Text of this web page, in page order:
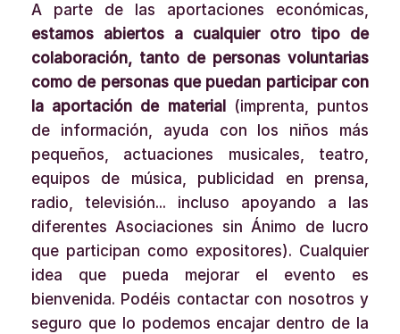
A parte de las aportaciones económicas,
estamos abiertos a cualquier otro tipo de
colaboración, tanto de personas voluntarias
como de personas que puedan participar con
la aportación de material
(imprenta, puntos
de información, ayuda con los niños más
pequeños, actuaciones musicales, teatro,
equipos de música, publicidad en prensa,
radio, televisión... incluso apoyando a las
diferentes Asociaciones sin Ánimo de lucro
que participan como expositores). Cualquier
idea que pueda mejorar el evento es
bienvenida. Podéis contactar con nosotros y
seguro que lo podemos encajar dentro de la